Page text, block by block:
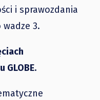
i sprawozdania
3.